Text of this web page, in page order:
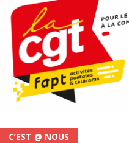
C’EST @ NOUS